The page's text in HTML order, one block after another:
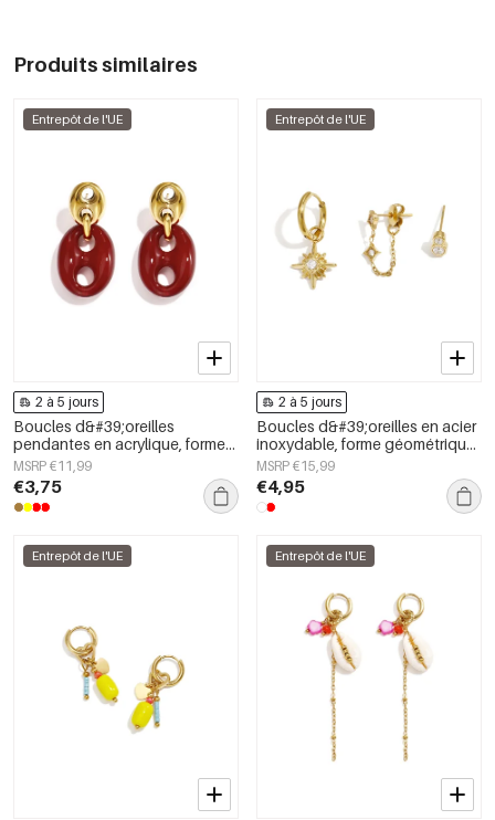
Produits similaires
Entrepôt de l'UE
2 à 5 jours
Boucles d&#39;oreilles
pendantes en acrylique, forme
géométrique, collection simple
et décontractée pour femmes
MSRP €11,99
€3,75
Entrepôt de l'UE
2 à 5 jours
Boucles d&#39;oreilles en acier
inoxydable, forme géométrique,
collection simple pour le
quotidien, bijoux pour femmes
MSRP €15,99
€4,95
Entrepôt de l'UE Entrepôt de l'UE